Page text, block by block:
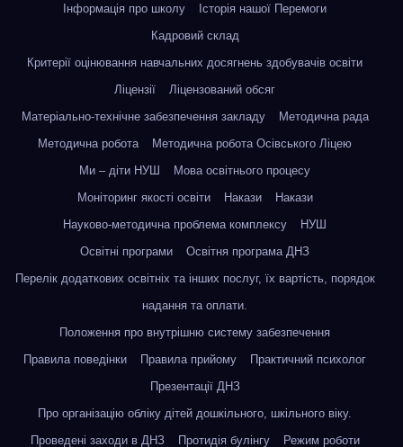
Інформація про школу
Історія нашої Перемоги
Кадровий склад
Критерії оцінювання навчальних досягнень здобувачів освіти
Ліцензії
Ліцензований обсяг
Матеріально-технічне забезпечення закладу
Методична рада
Методична робота
Методична робота Осівського Ліцею
Ми – діти НУШ
Мова освітнього процесу
Моніторинг якості освіти
Накази
Накази
Науково-методична проблема комплексу
НУШ
Освітні програми
Освітня програма ДНЗ
Перелік додаткових освітніх та інших послуг, їх вартість, порядок
надання та оплати.
Положення про внутрішню систему забезпечення
Правила поведінки
Правила прийому
Практичний психолог
Презентації ДНЗ
Про організацію обліку дітей дошкільного, шкільного віку.
Проведені заходи в ДНЗ
Протидія булінгу Режим роботи